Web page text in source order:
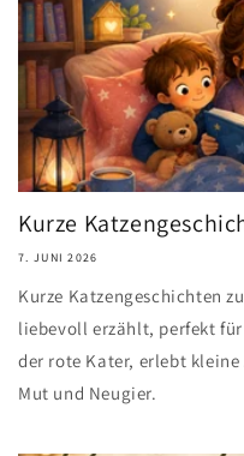
Kurze
7. JUNI 2026
Kurze Katzengeschichten
liebevoll erzählt, perfekt
der rote Kater, erlebt
Mut und Neugier.